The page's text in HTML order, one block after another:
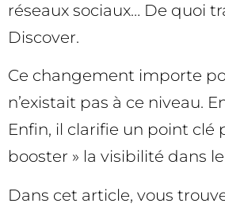
réseaux sociaux… De quoi
Discover.
Ce changement importe
n’existait pas à ce niveau.
Enfin, il clarifie un point clé
booster » la visibilité dans
Dans cet article, vous